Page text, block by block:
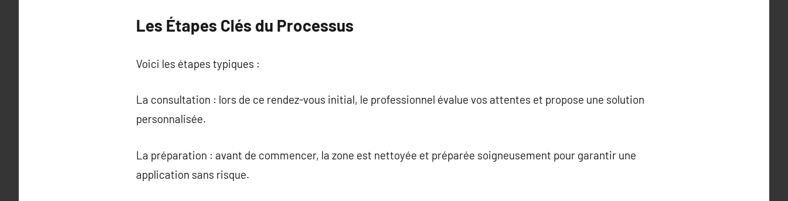
Les Étapes Clés du Processus
Voici les étapes typiques :
La consultation : lors de ce rendez-vous initial, le professionnel évalue vos attentes et propose une solution
personnalisée.
La préparation : avant de commencer, la zone est nettoyée et préparée soigneusement pour garantir une
application sans risque.